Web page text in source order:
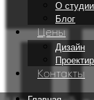
О студии
Блог
Цены
Дизайн
Контакты